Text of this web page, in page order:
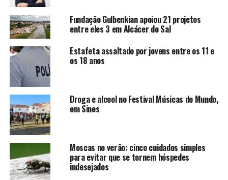
Fundação Gulbenkian apoiou 21 projetos
entre eles 3 em Alcácer do Sal
Estafeta assaltado por jovens entre os 11 e
os 18 anos
Droga e alcool no Festival Músicas do Mundo,
em Sines
Moscas no verão: cinco cuidados simples
para evitar que se tornem hóspedes
indesejados